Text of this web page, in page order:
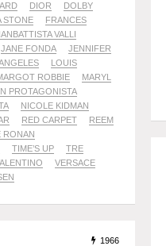
DIOR
DOLBY
STONE
FRANCES
VALLI
JANE FONDA
JENNIFER
LOUIS
ROBBIE
MARYL
PROTAGONISTA
NICOLE KIDMAN
RED CARPET
REEM
RONAN
TIME’S UP
TRE
VERSACE
1966